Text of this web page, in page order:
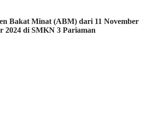
Bakat Minat (ABM) dari 11 November
2024 di SMKN 3 Pariaman